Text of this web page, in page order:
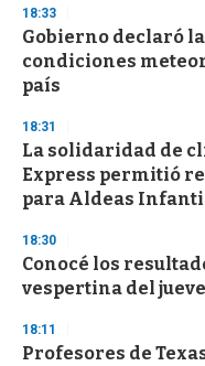
s
e
c
o
n
d
18:33
Gobierno declaró
condiciones
país
18:31
La solidaridad de
Express permitió
para Aldeas
18:30
Conocé los
vespertina del
18:11
Profesores de